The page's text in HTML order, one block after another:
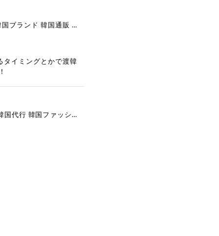
[COOR][WOMEN] Faux Suede Three-Button Blazer (Dark Brown) 正規品 韓国ブランド 韓国通販 韓国代行 韓国ファッション クール クーア クアー 日本 店舗
タイミングとかで渡韓
[COYSEIO] COY BUMBLE SNEAKERS GREY 正規品 韓国ブランド 韓国通販 韓国代行 韓国ファッション コイセイオ 日本 店舗